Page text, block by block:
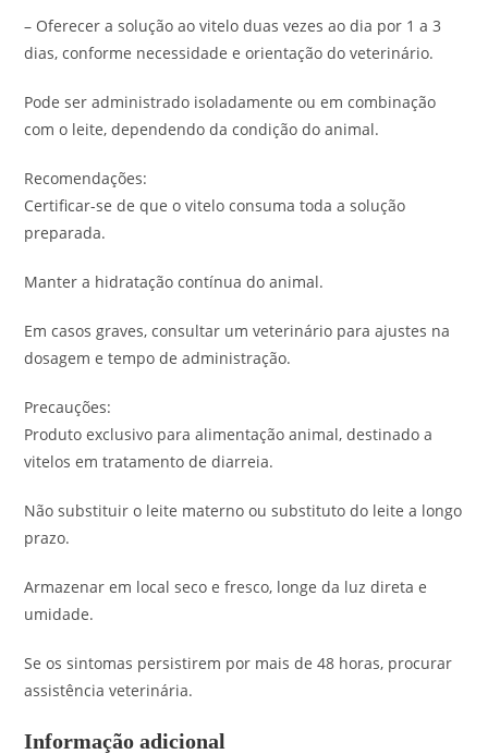
– Oferecer a solução ao vitelo duas vezes ao dia por 1 a 3
dias, conforme necessidade e orientação do veterinário.
Pode ser administrado isoladamente ou em combinação
com o leite, dependendo da condição do animal.
Recomendações:
Certificar-se de que o vitelo consuma toda a solução
preparada.
Manter a hidratação contínua do animal.
Em casos graves, consultar um veterinário para ajustes na
dosagem e tempo de administração.
Precauções:
Produto exclusivo para alimentação animal, destinado a
vitelos em tratamento de diarreia.
Não substituir o leite materno ou substituto do leite a longo
prazo.
Armazenar em local seco e fresco, longe da luz direta e
umidade.
Se os sintomas persistirem por mais de 48 horas, procurar
assistência veterinária.
Informação adicional